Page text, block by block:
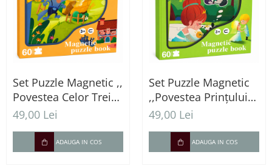
Set Puzzle Magnetic ,,
Povestea Celor Trei
Purceluși " – 60 Piese
49,00 Lei
ADAUGA IN COS
Set Puzzle Magnetic
,,Povestea Prințului
Broscoi" – 60 Piese
49,00 Lei
ADAUGA IN COS